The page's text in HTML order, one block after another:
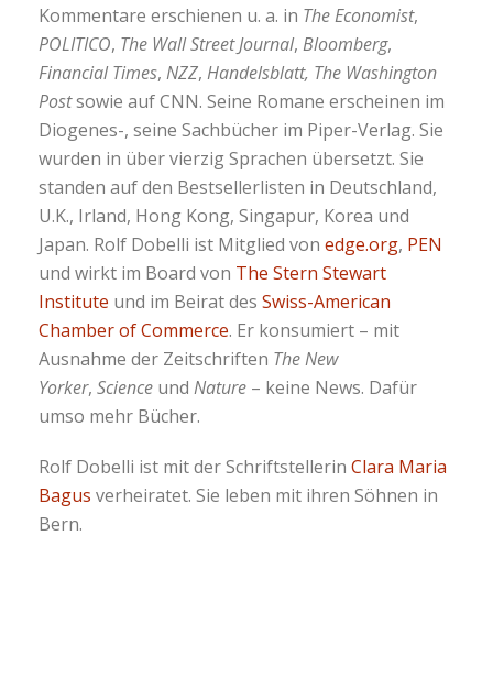
Kommentare erschienen u. a. in The Economist,
POLITICO, The Wall Street Journal, Bloomberg,
Financial Times, NZZ, Handelsblatt, The Washington
Postsowie auf CNN. Seine Romane erscheinen im
Diogenes-, seine Sachbücher im Piper-Verlag. Sie
wurden in über vierzig Sprachen übersetzt. Sie
standen auf den Bestsellerlisten in Deutschland,
U.K., Irland, Hong Kong, Singapur, Korea und
Japan. Rolf Dobelli ist Mitglied von edge.org, PEN
und wirkt im Board von The Stern Stewart
Institute und im Beirat des Swiss-American
Chamber of Commerce. Er konsumiert – mit
Ausnahme der Zeitschriften The New
Yorker, Science und Nature – keine News. Dafür
umso mehr Bücher.
Rolf Dobelli ist mit der Schriftstellerin Clara Maria
Bagus verheiratet. Sie leben mit ihren Söhnen in
Bern.